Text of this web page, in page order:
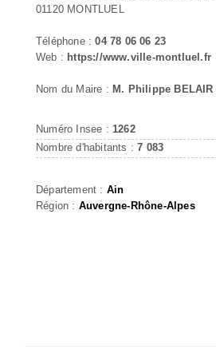
01120 MONTLUEL
Téléphone :04 78 06 06 23
Web : https://www.ville-montluel.fr
Nom du Maire : M. Philippe BELAIR
Numéro Insee : 1262
Nombre d'habitants :7 083
Département : Ain
Région : Auvergne-Rhône-Alpes